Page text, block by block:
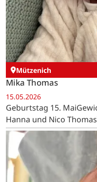
Mützenich
Mika Thomas
15.05.2026
Geburtstag 15.
Hanna und Nico